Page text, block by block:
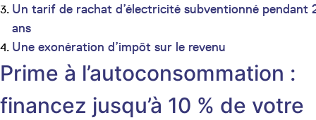
Un tarif de rachat d’électricité subventionné pendant
ans
Une exonération d’impôt sur le revenu
Prime à l’autoconsommation :
financez jusqu’à 10 % de votre